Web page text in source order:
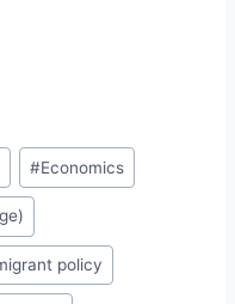
#Economics
policy